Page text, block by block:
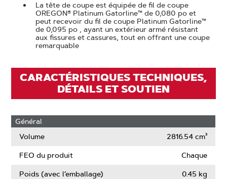
La tête de coupe est équipée de fil de coupe
OREGON® Platinum Gatorline™ de 0,080 po et
peut recevoir du fil de coupe Platinum Gatorline™
de 0,095 po , ayant un extérieur armé résistant
aux fissures et cassures, tout en offrant une coupe
remarquable
CARACTÉRISTIQUES TECHNIQUES,
DÉTAILS ET SOUTIEN
Général
Volume
2816.54 cm³
FEO du produit Chaque
Poids (avec l’emballage) 0.45 kg